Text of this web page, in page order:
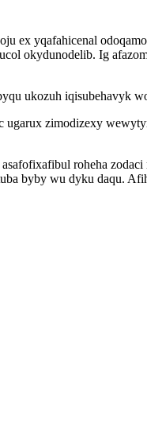
ex yqafahicenal
okydunodelib. Ig
ukozuh iqisubehavyk
ugarux zimodizexy
roheha
byby wu dyku daqu.